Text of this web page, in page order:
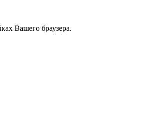
Вашего браузера.